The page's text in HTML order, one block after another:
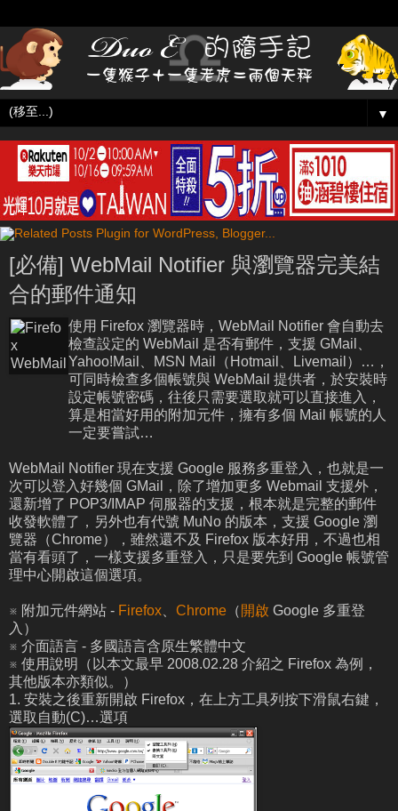
▼
[必備] WebMail Notifier 與瀏覽器完美結
合的郵件通知
使用 Firefox 瀏覽器時，WebMail Notifier 會自動去
檢查設定的 WebMail 是否有郵件，支援 GMail、
Yahoo!Mail、MSN Mail（Hotmail、Livemail）…，
可同時檢查多個帳號與 WebMail 提供者，於安裝時
設定帳號密碼，往後只需要選取就可以直接進入，
算是相當好用的附加元件，擁有多個 Mail 帳號的人
一定要嘗試…
WebMail Notifier 現在支援 Google 服務多重登入，也就是一
次可以登入好幾個 GMail，除了增加更多 Webmail 支援外，
還新增了 POP3/IMAP 伺服器的支援，根本就是完整的郵件
收發軟體了，另外也有代號 MuNo 的版本，支援 Google 瀏
覽器（Chrome），雖然還不及 Firefox 版本好用，不過也相
當有看頭了，一樣支援多重登入，只是要先到 Google 帳號管
理中心開啟這個選項。
※ 附加元件網站 - Firefox Chrome （ 開啟 Google 多重登
入）
※ 介面語言 - 多國語言含原生繁體中文
※ 使用說明（以本文最早 2008.02.28 介紹之 Firefox 為例，
其他版本亦類似。）
1. 安裝之後重新開啟 Firefox，在上方工具列按下滑鼠右鍵，
選取自動(C)…選項